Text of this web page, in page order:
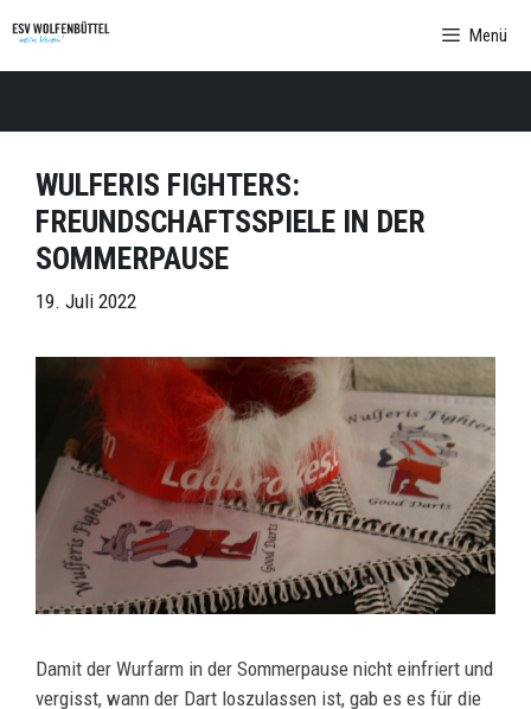
Inhalt
springen
Menü
WULFERIS FIGHTERS:
FREUNDSCHAFTSSPIELE IN DER
SOMMERPAUSE
19. Juli 2022
Damit der Wurfarm in der Sommerpause nicht einfriert und
vergisst, wann der Dart loszulassen ist, gab es es für die